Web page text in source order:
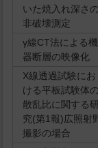
いた焼入れ深さの
非破壊測定
γ線CT法による機
器断層の映像化
X線透過試験にお
ける平板試験体の
散乱比に関する研
究(第1報)広照射
撮影の場合